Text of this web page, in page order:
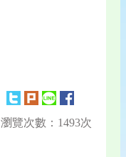
瀏覽次數：1493次